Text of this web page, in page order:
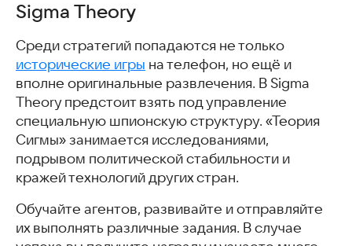
Sigma Theory
Среди стратегий попадаются не только
исторические игры на телефон, но ещё и
вполне оригинальные развлечения. В Sigma
Theory предстоит взять под управление
специальную шпионскую структуру. «Теория
Сигмы» занимается исследованиями,
подрывом политической стабильности и
кражей технологий других стран.
Обучайте агентов, развивайте и отправляйте
их выполнять различные задания. В случае